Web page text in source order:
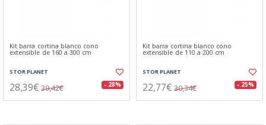
Kit barra cortina blanco cono
extensible de 160 a 300 cm
STOR PLANET
28,39€ 39,42€ - 28%
Kit barra cortina blanco cono
extensible de 110 a 200 cm
STOR PLANET
22,77€ 30,34€ - 25%